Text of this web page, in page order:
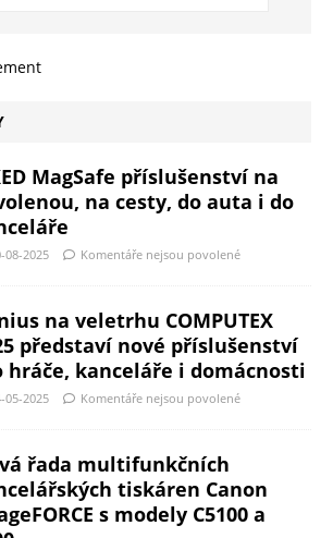
MagSafe příslušenství na
na cesty, do auta i do
08-2025 Komentáře nejsou povolené
na veletrhu COMPUTEX
představí nové příslušenství
hráče, kanceláře i domácnosti
05-2025 Komentáře nejsou povolené
řada multifunkčních
tiskáren Canon
s modely C5100 a